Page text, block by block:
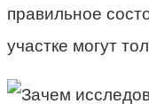
правильное
участке могут